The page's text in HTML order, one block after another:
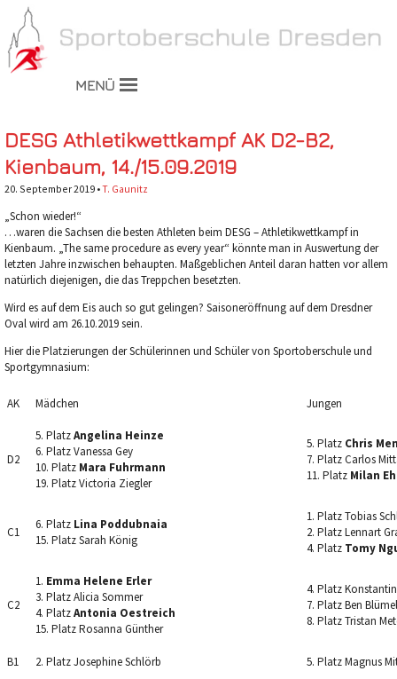
MENÜ
DESG Athletikwettkampf AK D2-B2,
Kienbaum, 14./15.09.2019
20. September 2019 •T. Gaunitz
„Schon wieder!“
…waren die Sachsen die besten Athleten beim DESG – Athletikwettkampf in
Kienbaum. „The same procedure as every year“ könnte man in Auswertung der
letzten Jahre inzwischen behaupten. Maßgeblichen Anteil daran hatten vor allem
natürlich diejenigen, die das Treppchen besetzten.
Wird es auf dem Eis auch so gut gelingen? Saisoneröffnung auf dem Dresdner
Oval wird am 26.10.2019 sein.
Hier die Platzierungen der Schülerinnen und Schüler von Sportoberschule und
Sportgymnasium:
AK Mädchen Jungen
D2
5. PlatzAngelina Heinze
6. Platz Vanessa Gey
10. Platz Mara Fuhrmann
19. Platz Victoria Ziegler
5. Platz Chris
7. Platz Carlos
11. Platz Milan
C1
6. Platz Lina Poddubnaia
15. Platz Sarah König
1. Platz Tobias
2. Platz Lennart
4. Platz Tomy
C2
1. Emma Helene Erler
3. Platz Alicia Sommer
4. PlatzAntonia Oestreich
15. Platz Rosanna Günther
4. Platz
7. Platz Ben Blümel
8. Platz Tristan
B1 2. Platz Josephine Schlörb 5. Platz Magnus